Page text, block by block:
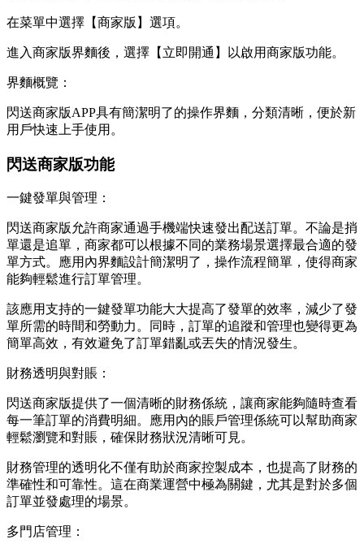
在菜單中選擇【商家版】選項。
進入商家版界麵後，選擇【立即開通】以啟用商家版功能。
界麵概覽：
閃送商家版APP具有簡潔明了的操作界麵，分類清晰，便於新
用戶快速上手使用。
閃送商家版功能
一鍵發單與管理：
閃送商家版允許商家通過手機端快速發出配送訂單。不論是捎
單還是追單，商家都可以根據不同的業務場景選擇最合適的發
單方式。應用內界麵設計簡潔明了，操作流程簡單，使得商家
能夠輕鬆進行訂單管理。
該應用支持的一鍵發單功能大大提高了發單的效率，減少了發
單所需的時間和勞動力。同時，訂單的追蹤和管理也變得更為
簡單高效，有效避免了訂單錯亂或丟失的情況發生。
財務透明與對賬：
閃送商家版提供了一個清晰的財務係統，讓商家能夠隨時查看
每一筆訂單的消費明細。應用內的賬戶管理係統可以幫助商家
輕鬆瀏覽和對賬，確保財務狀況清晰可見。
財務管理的透明化不僅有助於商家控製成本，也提高了財務的
準確性和可靠性。這在商業運營中極為關鍵，尤其是對於多個
訂單並發處理的場景。
多門店管理：